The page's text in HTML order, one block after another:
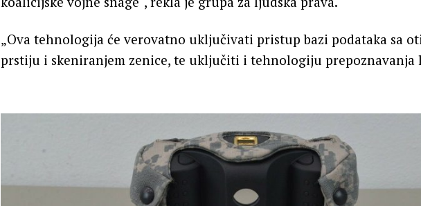
„Ova tehnologija će verovatno uključivati pristup bazi podataka sa
prstiju i skeniranjem zenice, te uključiti i tehnologiju prepoznavanja